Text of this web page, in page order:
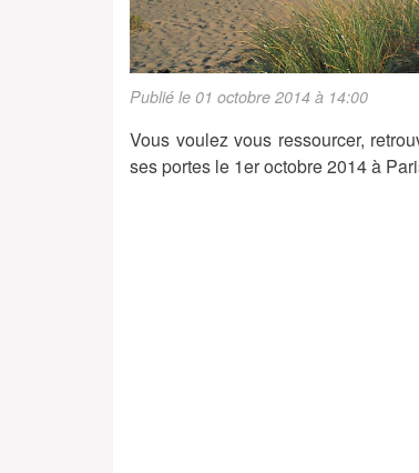
Publié le 01 octobre 2014 à 14:00
Vous voulez vous ressourcer,
ses portes le 1er octobre 2014 à